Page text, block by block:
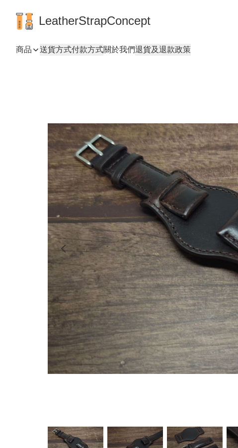
LeatherStrapConcept
商品 送貨方式付款方式關於我們退貨及退款政策